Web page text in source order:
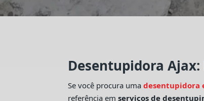
Desentupidora
Se você procura umadesentupidora
referência emserviços de